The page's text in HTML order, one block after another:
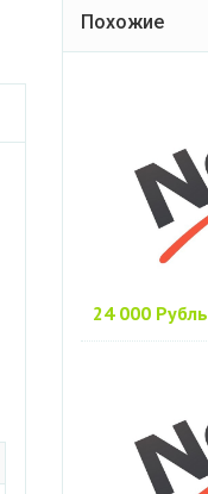
Похожие
24 000 Рубль